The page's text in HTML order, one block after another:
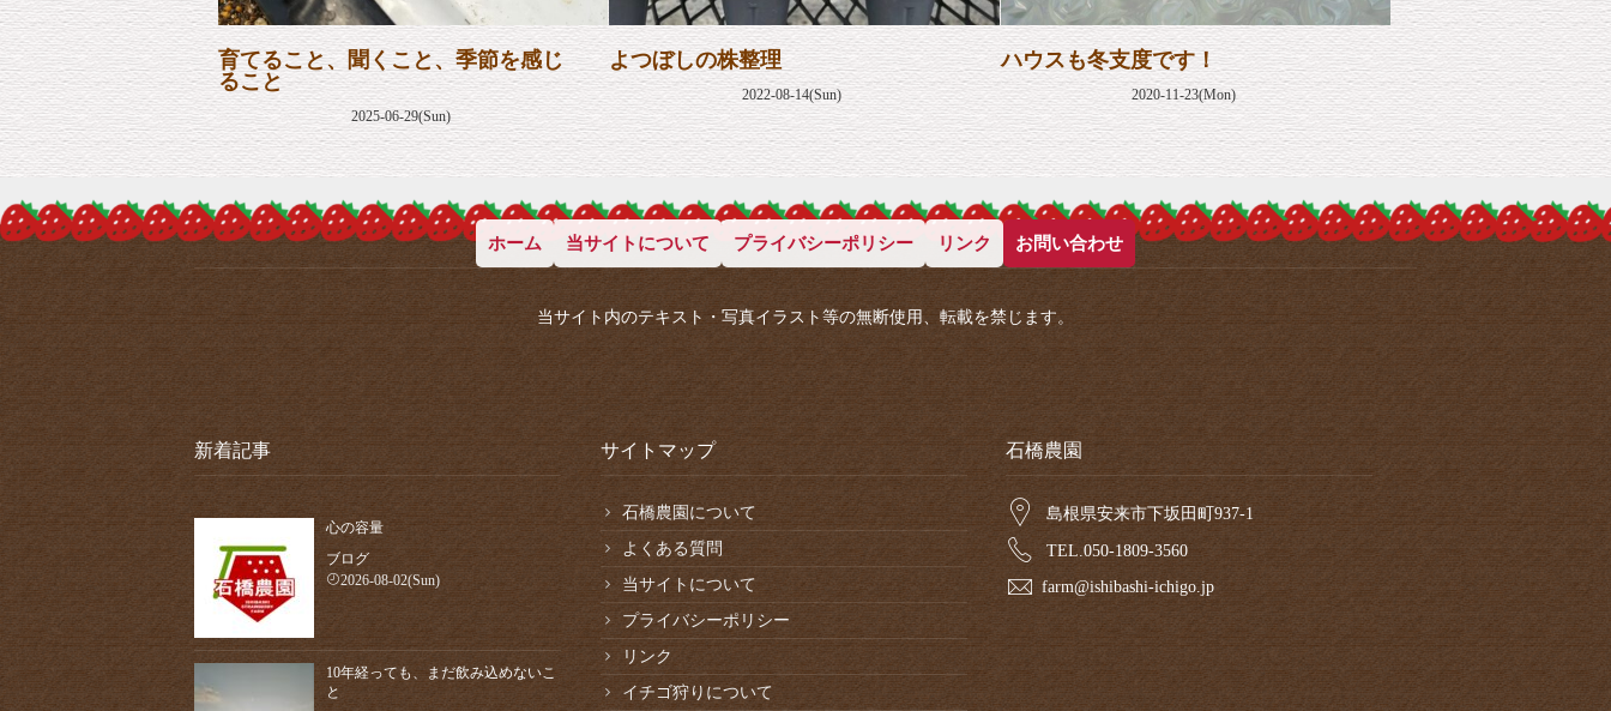
育てること、聞くこと、季節を感じ
ること
2025-06-29(Sun)
よつぼしの株整理
2022-08-14(Sun)
ハウスも冬支度です！
2020-11-23(Mon)
ホーム 当サイトについて プライバシーポリシー リンク お問い合わせ
当サイト内のテキスト・写真イラスト等の無断使用、転載を禁じます。
新着記事
心の容量
ブログ
2026-08-02(Sun)
10年経っても、まだ飲み込めないこ
と
サイトマップ
石橋農園について
よくある質問
当サイトについて
プライバシーポリシー
リンク
イチゴ狩りについて
石橋農園
島根県安来市下坂田町937-1
TEL.050-1809-3560
farm@ishibashi-ichigo.jp